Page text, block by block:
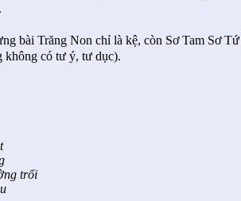
bài Trăng Non chỉ là kệ, còn Sơ Tam Sơ
không có tư ý, tư dục).
trổi